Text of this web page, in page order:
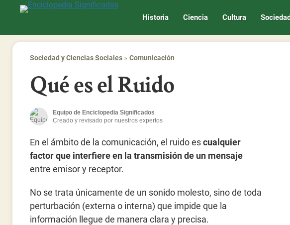
Enciclopedia Significados
Historia Ciencia Cultura
Sociedad y Ciencias Sociales Comunicación
Qué es el Ruido
Equipo de Enciclopedia Significados
Creado y revisado por nuestros expertos
En el ámbito de la comunicación, el ruido escualquier
factor que interfiere en la transmisión de un mensaje
entre emisor y receptor.
No se trata únicamente de un sonido molesto, sino de toda
perturbación (externa o interna) que impide que la
información llegue de manera clara y precisa.